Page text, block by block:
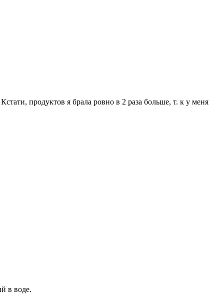
продуктов я брала ровно в 2 раза больше, т. к у меня
в воде.